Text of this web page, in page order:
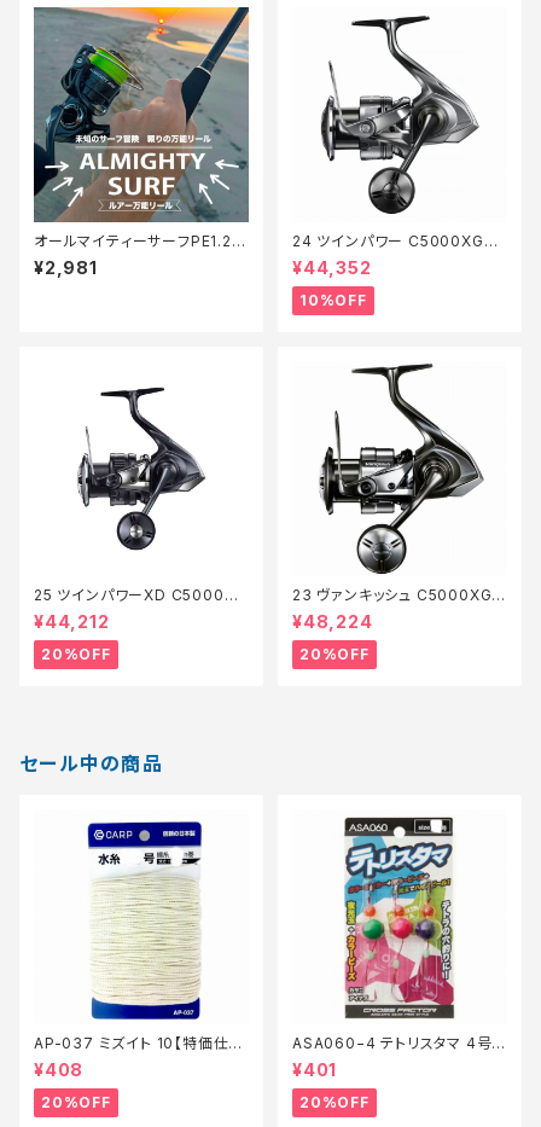
オールマイティーサーフPE1.2 2
00m【Tオリ】
¥2,981
24 ツインパワー C5000XG
【継続セール_リール】【10】
¥44,352
10%OFF
25 ツインパワーXD C5000XG
【特価リール】【20】
¥44,212
20%OFF
23 ヴァンキッシュ C5000XG
【特価リール】【20】
¥48,224
20%OFF
セール中の商品
AP-037 ミズイト 10【特価仕
掛】【20】
¥408
20%OFF
ASA060−4 テトリスタマ 4号
【特価仕掛】【20】
¥401
20%OFF